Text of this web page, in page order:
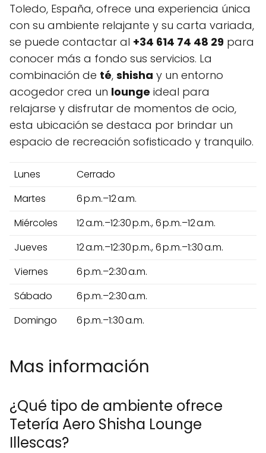
Toledo, España, ofrece una experiencia única
con su ambiente relajante y su carta variada,
se puede contactar al +34 614 74 48 29 para
conocer más a fondo sus servicios. La
combinación de té, shisha y un entorno
acogedor crea un lounge ideal para
relajarse y disfrutar de momentos de ocio,
esta ubicación se destaca por brindar un
espacio de recreación sofisticado y tranquilo.
Lunes
Cerrado
Martes
6 p.m.–12 a.m.
Miércoles
12 a.m.–12:30 p.m., 6 p.m.–12 a.m.
Jueves
12 a.m.–12:30 p.m., 6 p.m.–1:30 a.m.
Viernes
6 p.m.–2:30 a.m.
Sábado
6 p.m.–2:30 a.m.
Domingo
6 p.m.–1:30 a.m.
Mas información
¿Qué tipo de ambiente ofrece
Tetería Aero Shisha Lounge
Illescas?